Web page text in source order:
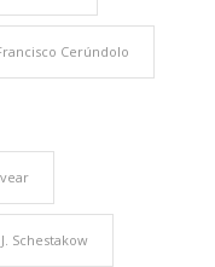
Cerúndolo
Schestakow